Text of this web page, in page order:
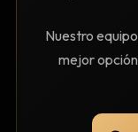
Nuestro
mejor